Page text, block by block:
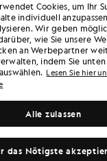
Leichte
NEU
Cookies, um Ihr
individuell
Wir geben
wie Sie unsere
an Werbepartner
indem Sie unten
Lesen Sie hier
das Nötigste
Alle zulassen
SICH 15 %
BESTELLUNG
im „ Lyle & Scott “-Club und erfahren
Kooperationen und saisonalen
einem einzigartigen